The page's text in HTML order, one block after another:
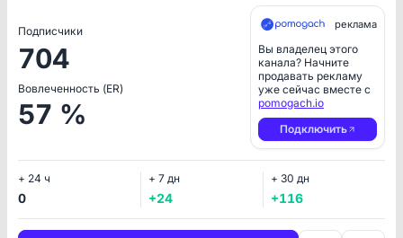
Подписчики
704
Вовлеченность (ER)
57 %
реклама
Вы владелец этого
канала? Начните
продавать рекламу
уже сейчас вместе с
pomogach.io
Подключить
+ 24 ч
0
+ 7 дн
+24
+ 30 дн
+116